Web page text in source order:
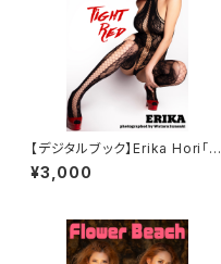
【デジタルブック】Erika Hori「Ti
ght Red」DAREA dream fac
tory magazine
¥3,000